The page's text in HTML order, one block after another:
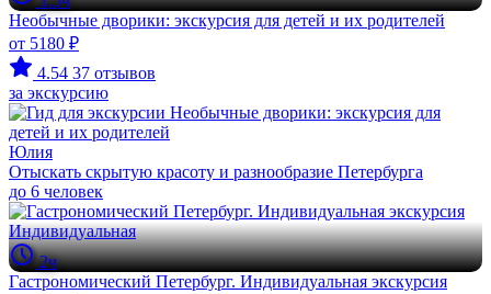
Необычные дворики: экскурсия для детей и их родителей
от 5180 ₽
4.54 37 отзывов
за экскурсию
Юлия
Отыскать скрытую красоту и разнообразие Петербурга
до 6 человек
Индивидуальная
2ч
Гастрономический Петербург. Индивидуальная экскурсия